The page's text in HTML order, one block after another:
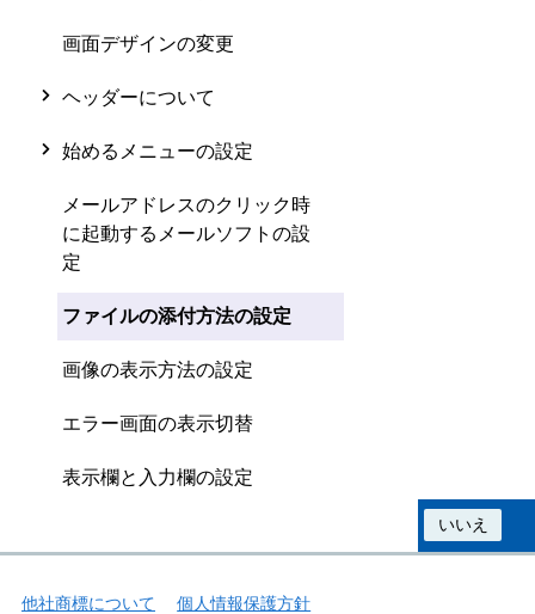
画面デザインの変更
ヘッダーについて
始めるメニューの設定
メールアドレスのクリック時
に起動するメールソフトの設
定
ファイルの添付方法の設定
画像の表示方法の設定
エラー画面の表示切替
表示欄と入力欄の設定
いいえ
他社商標について 個人情報保護方針